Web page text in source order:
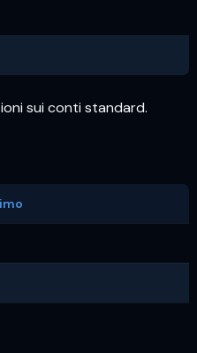
sui conti standard.